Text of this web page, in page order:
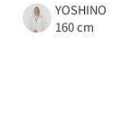
YOSHINO
160 cm